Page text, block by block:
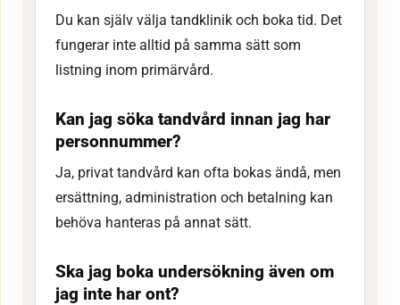
Du kan själv välja tandklinik och boka tid. Det
fungerar inte alltid på samma sätt som
listning inom primärvård.
Kan jag söka tandvård innan jag har
personnummer?
Ja, privat tandvård kan ofta bokas ändå, men
ersättning, administration och betalning kan
behöva hanteras på annat sätt.
Ska jag boka undersökning även om
jag inte har ont?